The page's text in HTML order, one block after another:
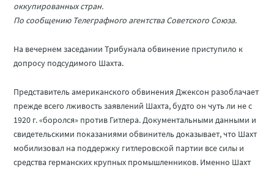
оккупированных стран.
По сообщению Телеграфного агентства Советского Союза.
На вечернем заседании Трибунала обвинение приступило к
допросу подсудимого Шахта.
Представитель американского обвинения Джексон разоблачает
прежде всего лживость заявлений Шахта, будто он чуть ли не с
1920 г. «боролся» против Гитлера. Документальными данными и
свидетельскими показаниями обвинитель доказывает, что Шахт
мобилизовал на поддержку гитлеровской партии все силы и
средства германских крупных промышленников. Именно Шахт